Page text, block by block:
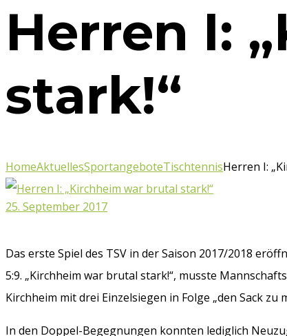
Herren I:
stark!“
HomeAktuellesSportangeboteTischtennisHerren I:
25. September 2017
Das erste Spiel des TSV in der Saison 2017/2018
5:9. „Kirchheim war brutal stark!“, musste
Kirchheim mit drei Einzelsiegen in Folge „den Sack zu
In den Doppel-Begegnungen konnten lediglich